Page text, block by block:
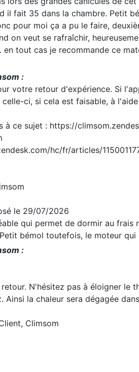
il fait 35 dans la chambre. Petit
pour moi ça a pu le faire,
on veut se rafraîchir,
en tout cas je recommande ce
:
votre retour d'expérience. Si
ci, si cela est faisable, à
à ce sujet : https://
hc/fr/articles/
le 29/07/2026
qui permet de dormir au
bémol toutefois, le moteur
:
N'hésitez pas à éloigner le
Ainsi la chaleur sera dégagée
Climsom